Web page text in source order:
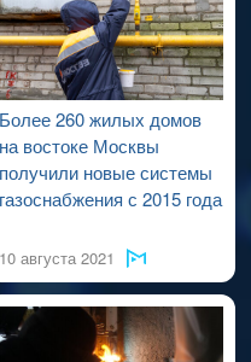
ремонту ВДСГ).
Более 260 жилых домов
на востоке Москвы
получили новые системы
газоснабжения с 2015 года
10 августа 2021